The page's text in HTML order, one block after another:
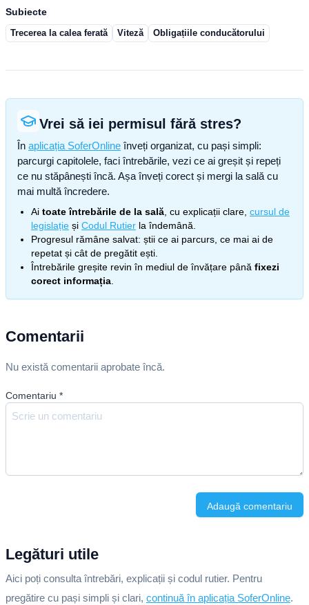
Subiecte
Trecerea la calea ferată Viteză Obligațiile conducătorului
Vrei să iei permisul fără stres?
În aplicația SoferOnline înveți organizat, cu pași simpli:
parcurgi capitolele, faci întrebările, vezi ce ai greșit și repeți
ce nu stăpânești încă. Așa înveți corect și mergi la sală cu
mai multă încredere.
Ai toate întrebările de la sală , cu explicații clare, cursul de
legislație și Codul Rutier la îndemână.
Progresul rămâne salvat: știi ce ai parcurs, ce mai ai de
repetat și cât de pregătit ești.
Întrebările greșite revin în mediul de învățare până fixezi
corect informația
Comentarii
Nu există comentarii aprobate încă.
Comentariu *
Adaugă comentariu
Legături utile
Aici poți consulta întrebări, explicații și codul rutier. Pentru
pregătire cu pași simpli și clari, continuă în aplicația SoferOnline.